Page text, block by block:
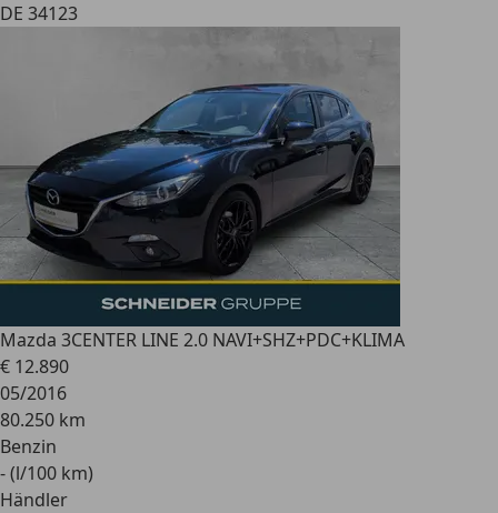
DE 34123
Mazda 3CENTER LINE 2.0 NAVI+SHZ+PDC+KLIMA
€ 12.890
05/2016
80.250 km
Benzin
- (l/100 km)
Händler